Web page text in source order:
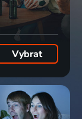
Správy :24
30 dílů
Interview
Vybrat